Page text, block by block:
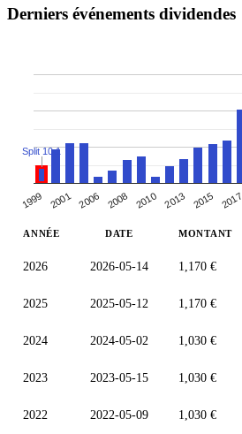
Derniers événements dividendes
1999 2001 2006 2008 2010 2013 2015 2017
Split 10:1
ANNÉE DATE MONTANT
2026 2026-05-14 1,170 €
2025 2025-05-12 1,170 €
2024 2024-05-02 1,030 €
2023 2023-05-15 1,030 €
2022 2022-05-09 1,030 €